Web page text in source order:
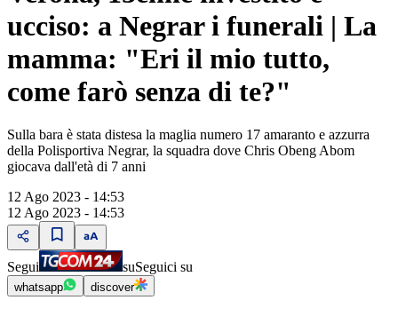
ucciso: a Negrar i funerali | La
mamma: "Eri il mio tutto,
come farò senza di te?"
Sulla bara è stata distesa la maglia numero 17 amaranto e azzurra
della Polisportiva Negrar, la squadra dove Chris Obeng Abom
giocava dall'età di 7 anni
12 Ago 2023 - 14:53
12 Ago 2023 - 14:53
Segui suSeguici su
whatsapp discover